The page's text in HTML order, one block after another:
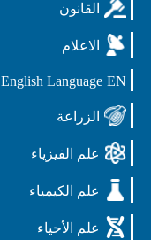
القانون
الاعلام
EN
English Language
الزراعة
علم الفيزياء
علم الكيمياء
علم الأحياء